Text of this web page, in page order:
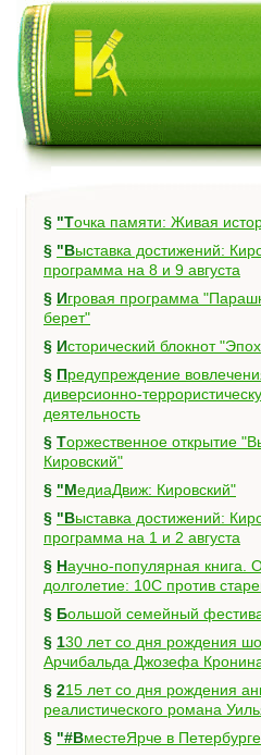
§
"Точка памяти: Живая
§ "Выставка достижений: Кировский": культурная
программа на 8 и 9 августа
§ Игровая программа "Парашют, тельняшка, голубой
берет"
§
Исторический блокнот
§ Предупреждение вовлечения несовершеннолетних в
диверсионно-
деятельность
§ Торжественное открытие "Выставки достижений:
Кировский"
§
"МедиаДвиж: Кировский"
§ "Выставка достижений: Кировский": культурная
программа на 1 и 2 августа
§ Научно-популярная книга. Ольга Шестова "Красивое
долголетие: 10C против
§
Большой семейный
§ 130 лет со дня рождения шотландского писателя и врача
Арчибальда Джозефа
§ 215 лет со дня рождения английского писателя, мастера
реалистического романа
§
"#ВместеЯрче в